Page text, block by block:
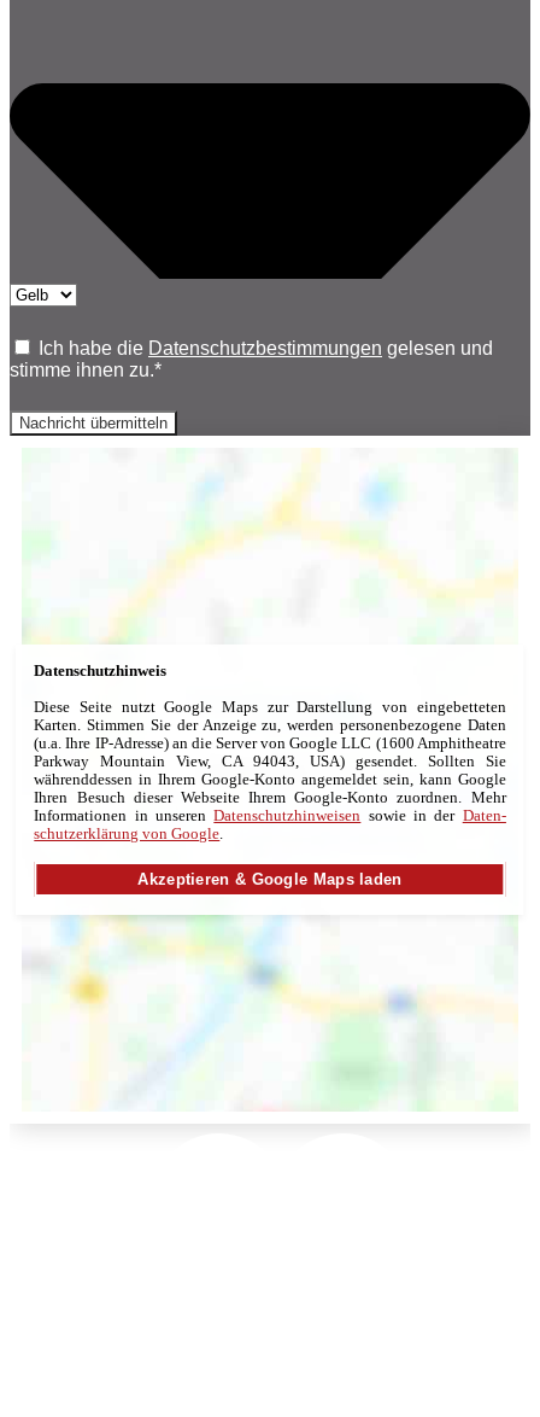
Ich habe die Datenschutzbestimmungen gelesen und
stimme ihnen zu.*
Nachricht übermitteln
Datenschutzhinweis
Diese Seite nutzt Google Maps zur Dar­stellung von ein­ge­betteten
Karten. Stimmen Sie der An­zeige zu, werden per­sonen­be­zogene Daten
(u.a. Ihre IP-Adresse) an die Server von Google LLC (1600 Amphi­theatre
Park­way Mount­ain View, CA 94043, USA) gesendet. Sollten Sie
während­dessen in Ihrem Google-Konto angemeldet sein, kann Google
Ihren Besuch dieser Webseite Ihrem Google-Konto zuordnen. Mehr
Informationen in unserenDaten­schutz­hinweisen sowie in der Daten­
schutz­erklärung von Google.
Akzeptieren & Google Maps laden